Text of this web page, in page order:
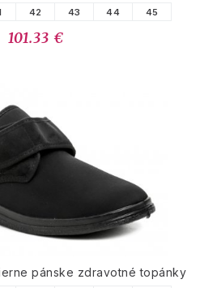
42 43 44 45
101.33 €
pánske zdravotné topánky